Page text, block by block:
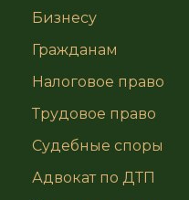
Бизнесу
Гражданам
Налоговое право
Трудовое право
Судебные споры
Адвокат по ДТП